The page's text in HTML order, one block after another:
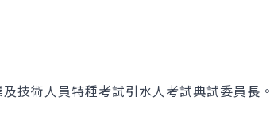
技術人員特種考試引水人考試典試委員長。